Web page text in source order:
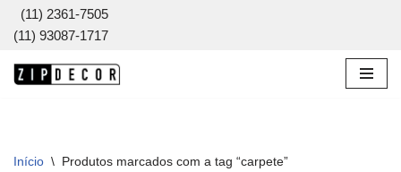
Pular
para
(11) 2361-7505
(11) 93087-1717
Início \ Produtos marcados com a tag “carpete”